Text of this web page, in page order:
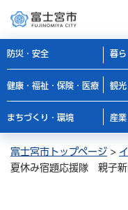
防災・安全 暮ら
健康・福祉・保険・医療 観
まちづくり・環境 産
富士宮市トップページ >
夏休み宿題応援隊 親子新